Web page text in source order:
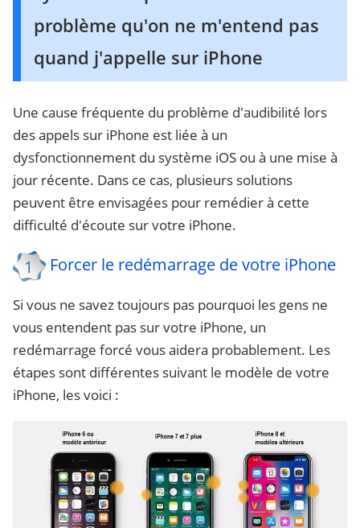
problème qu'on ne m'entend pas
quand j'appelle sur iPhone
Une cause fréquente du problème d'audibilité lors
des appels sur iPhone est liée à un
dysfonctionnement du système iOS ou à une mise à
jour récente. Dans ce cas, plusieurs solutions
peuvent être envisagées pour remédier à cette
difficulté d'écoute sur votre iPhone.
1 Forcer le redémarrage de votre iPhone
Si vous ne savez toujours pas pourquoi les gens ne
vous entendent pas sur votre iPhone, un
redémarrage forcé vous aidera probablement. Les
étapes sont différentes suivant le modèle de votre
iPhone, les voici :